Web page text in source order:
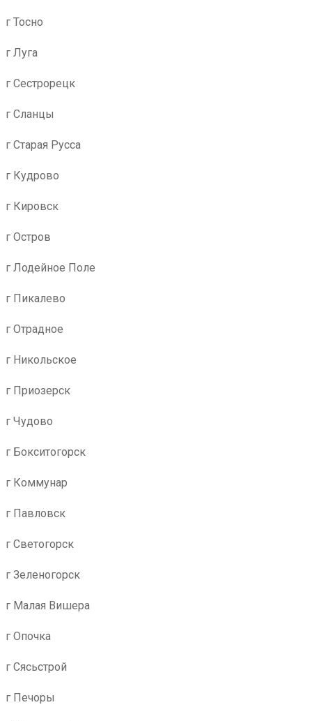
г Тосно
г Луга
г Сестрорецк
г Сланцы
г Старая Русса
г Кудрово
г Кировск
г Остров
г Лодейное Поле
г Пикалево
г Отрадное
г Никольское
г Приозерск
г Чудово
г Бокситогорск
г Коммунар
г Павловск
г Светогорск
г Зеленогорск
г Малая Вишера
г Опочка
г Сясьстрой
г Печоры